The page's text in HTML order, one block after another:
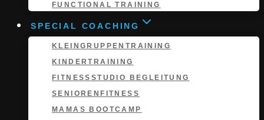
FUNCTIONAL TRAINING
SPECIAL COACHING
KLEINGRUPPEN­TRAINING
KINDERTRAINING
FITNESSSTUDIO BEGLEITUNG
SENIORENFITNESS
MAMAS BOOTCAMP